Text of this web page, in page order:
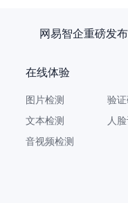
网易智企重磅发
在线体验
图片检测
文本检测
音视频检测
验
人